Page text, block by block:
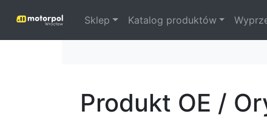
Sklep Katalog produktów
Produkt OE /